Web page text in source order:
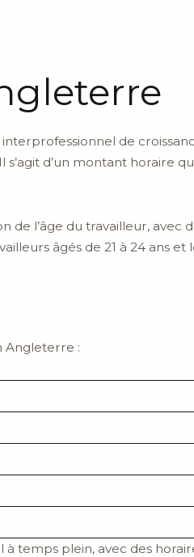
de
d’un montant horaire
l’âge du travailleur, avec
âgés de 21 à 24 ans
Angleterre :
à temps plein, avec des